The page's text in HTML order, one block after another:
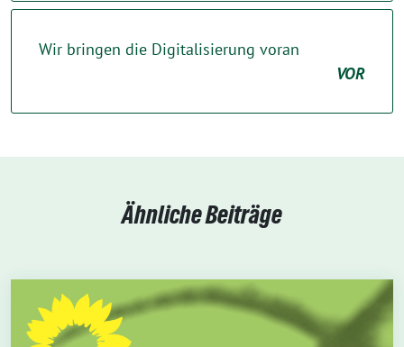
Wir bringen die Digitalisierung voran
VOR
Ähnliche Beiträge